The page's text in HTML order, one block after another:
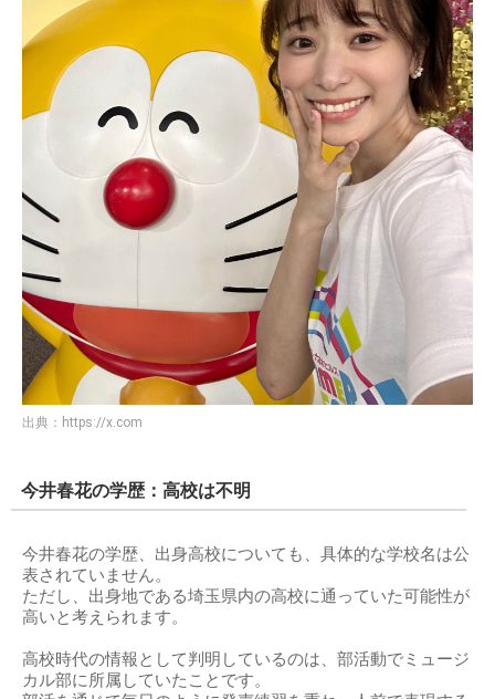
出典： https://x.com
今井春花の学歴：高校は不明
今井春花の学歴、出身高校についても、具体的な学校名は公
表されていません。
ただし、出身地である埼玉県内の高校に通っていた可能性が
高いと考えられます。
高校時代の情報として判明しているのは、部活動でミュージ
カル部に所属していたことです。